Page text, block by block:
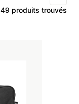
49 produits trouvés